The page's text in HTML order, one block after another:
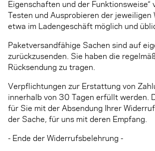
Eigenschaften und der Funktionsweise“
Testen und Ausprobieren der jeweiligen
etwa im Ladengeschäft möglich und
Paketversandfähige Sachen sind auf
zurückzusenden. Sie haben die
Rücksendung zu tragen.
Verpflichtungen zur Erstattung von
innerhalb von 30 Tagen erfüllt werden.
für Sie mit der Absendung Ihrer
der Sache, für uns mit deren Empfang.
- Ende der Widerrufsbelehrung -